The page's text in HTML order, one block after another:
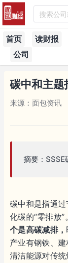
搜索公
首页 读财报
公司
碳中和主题
来源：面包资讯
摘要：SSSE
碳中和是指通
化碳的“零排放”
个是高碳减排，
产业有钢铁、建
清洁能源对传